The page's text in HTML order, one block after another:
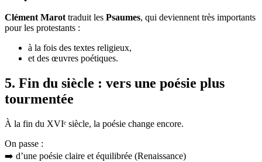
Clément Marot traduit les Psaumes, qui deviennent très importants
pour les protestants :
à la fois des textes religieux,
et des œuvres poétiques.
5. Fin du siècle : vers une poésie plus
tourmentée
À la fin du XVIᵉ siècle, la poésie change encore.
On passe :
➡️ d’une poésie claire et équilibrée (Renaissance)